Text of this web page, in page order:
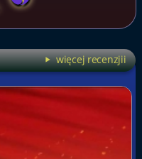
więcej recenzjii